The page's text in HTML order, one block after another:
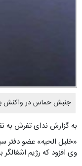
جنبش حماس در واکنش به
به گزارش ندای تفرش به
«خلیل الحیه» عضو دفتر
وی افزود که رژیم